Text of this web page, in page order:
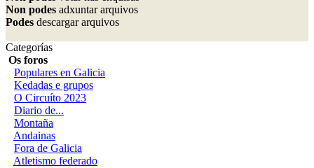
Non podes adxuntar arquivos
Podes descargar arquivos
Categorías
Os foros
Populares en Galicia
Kedadas e grupos
O Circuíto 2023
Diario de...
Montaña
Andainas
Fora de Galicia
Atletismo federado